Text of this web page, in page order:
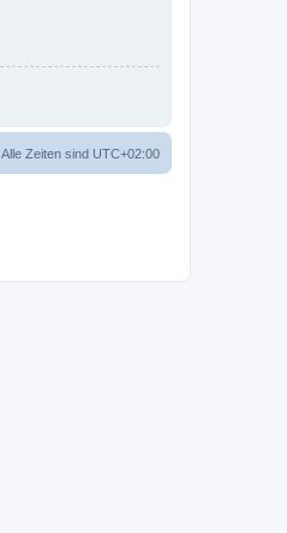
Alle Zeiten sind UTC+02:00